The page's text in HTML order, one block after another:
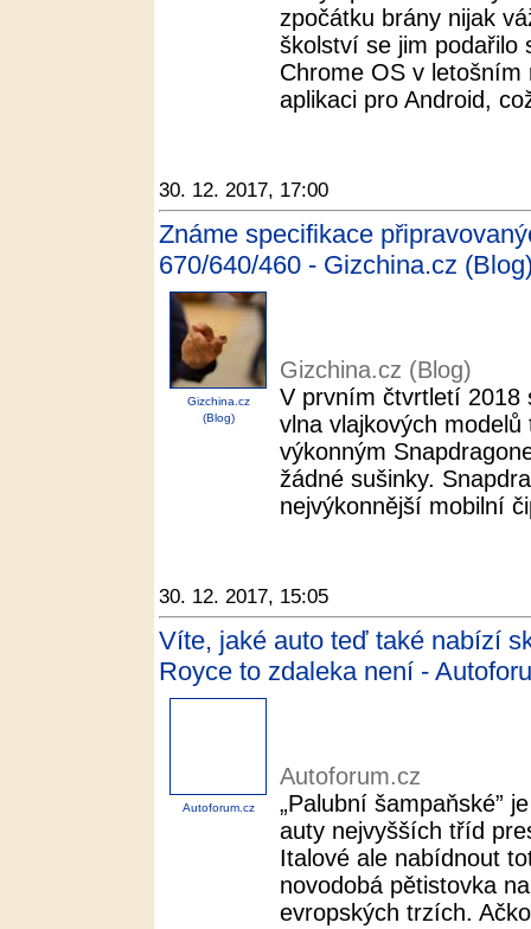
zpočátku brány nijak
školství se jim podařilo
Chrome OS v
aplikaci pro Android,
30. 12. 2017, 17:00
Známe specifikace
670/640/460 - Gizchina.cz
Gizchina.cz
(Blog)
Gizchina.cz (Blog)
V prvním čtvrtletí 2018
vlna vlajkových
výkonným
žádné sušinky.
nejvýkonnější mobilní
30. 12. 2017, 15:05
Víte, jaké auto teď také nabízí
Royce to zdaleka není -
Autoforum.cz
Autoforum.cz
„Palubní šampaňské”
auty nejvyšších tříd
Italové ale nabídnout
novodobá pětistovka
evropských trzích.